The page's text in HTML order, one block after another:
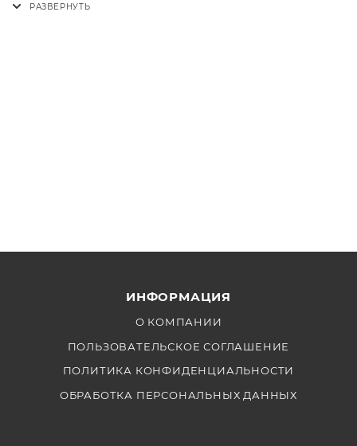
ИНФОРМАЦИЯ
О КОМПАНИИ
ПОЛЬЗОВАТЕЛЬСКОЕ СОГЛАШЕНИЕ
ПОЛИТИКА КОНФИДЕНЦИАЛЬНОСТИ
ОБРАБОТКА ПЕРСОНАЛЬНЫХ ДАННЫХ